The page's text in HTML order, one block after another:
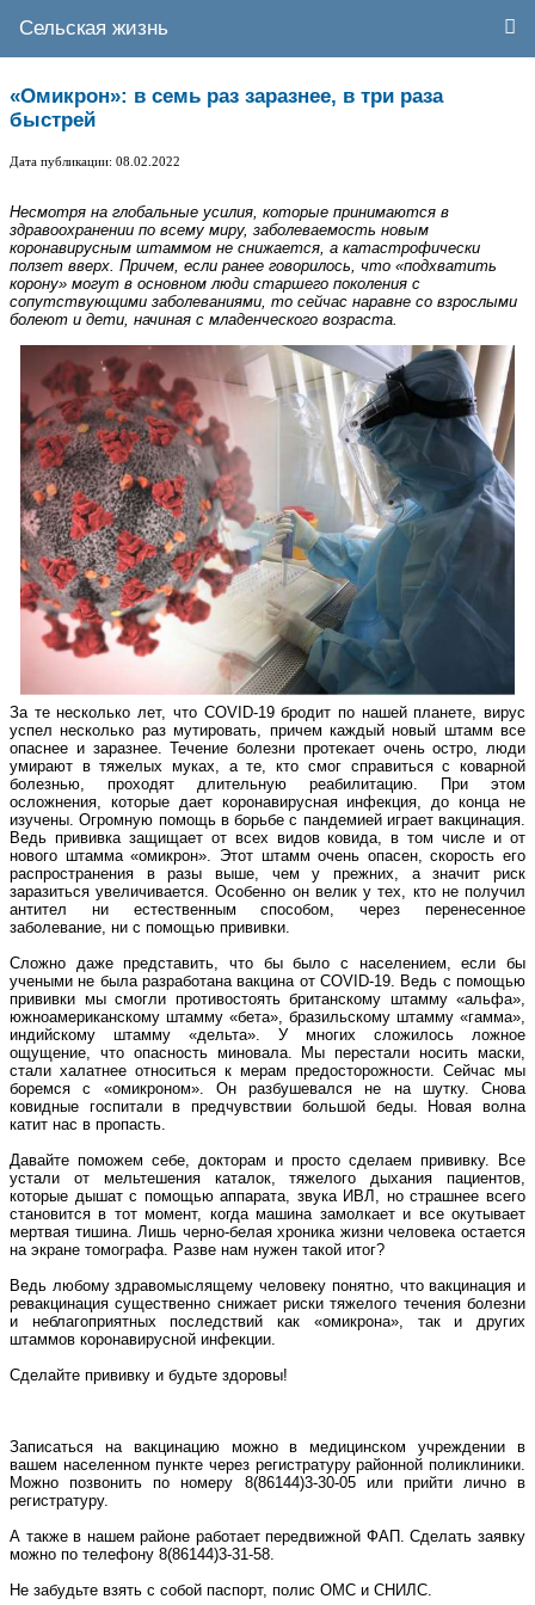
Сельская жизнь
«Омикрон»: в семь раз заразнее, в три раза
быстрей
Дата публикации: 08.02.2022
Несмотря на глобальные усилия, которые принимаются в
здравоохранении по всему миру, заболеваемость новым
коронавирусным штаммом не снижается, а катастрофически
ползет вверх. Причем, если ранее говорилось, что «подхватить
корону» могут в основном люди старшего поколения с
сопутствующими заболеваниями, то сейчас наравне со взрослыми
болеют и дети, начиная с младенческого возраста.
За те несколько лет, что COVID-19 бродит по нашей планете, вирус
успел несколько раз мутировать, причем каждый новый штамм все
опаснее и заразнее. Течение болезни протекает очень остро, люди
умирают в тяжелых муках, а те, кто смог справиться с коварной
болезнью, проходят длительную реабилитацию. При этом
осложнения, которые дает коронавирусная инфекция, до конца не
изучены. Огромную помощь в борьбе с пандемией играет вакцинация.
Ведь прививка защищает от всех видов ковида, в том числе и от
нового штамма «омикрон». Этот штамм очень опасен, скорость его
распространения в разы выше, чем у прежних, а значит риск
заразиться увеличивается. Особенно он велик у тех, кто не получил
антител ни естественным способом, через перенесенное
заболевание, ни с помощью прививки.
Сложно даже представить, что бы было с населением, если бы
учеными не была разработана вакцина от COVID-19. Ведь с помощью
прививки мы смогли противостоять британскому штамму «альфа»,
южноамериканскому штамму «бета», бразильскому штамму «гамма»,
индийскому штамму «дельта». У многих сложилось ложное
ощущение, что опасность миновала. Мы перестали носить маски,
стали халатнее относиться к мерам предосторожности. Сейчас мы
боремся с «омикроном». Он разбушевался не на шутку. Снова
ковидные госпитали в предчувствии большой беды. Новая волна
катит нас в пропасть.
Давайте поможем себе, докторам и просто сделаем прививку. Все
устали от мельтешения каталок, тяжелого дыхания пациентов,
которые дышат с помощью аппарата, звука ИВЛ, но страшнее всего
становится в тот момент, когда машина замолкает и все окутывает
мертвая тишина. Лишь черно-белая хроника жизни человека остается
на экране томографа. Разве нам нужен такой итог?
Ведь любому здравомыслящему человеку понятно, что вакцинация и
ревакцинация существенно снижает риски тяжелого течения болезни
и неблагоприятных последствий как «омикрона», так и других
штаммов коронавирусной инфекции.
Сделайте прививку и будьте здоровы!
Записаться на вакцинацию можно в медицинском учреждении в
вашем населенном пункте через регистратуру районной поликлиники.
Можно позвонить по номеру 8(86144)3-30-05 или прийти лично в
регистратуру.
А также в нашем районе работает передвижной ФАП. Сделать заявку
можно по телефону 8(86144)3-31-58.
Не забудьте взять с собой паспорт, полис ОМC и СНИЛС.